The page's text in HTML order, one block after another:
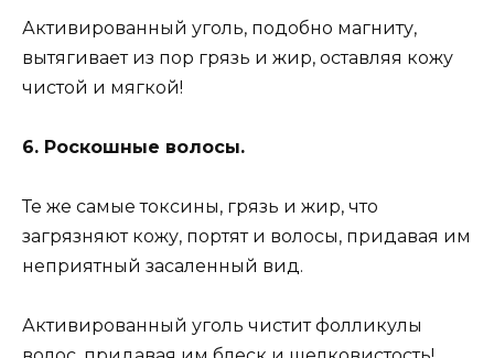
Активированный уголь, подобно магниту,
вытягивает из пор грязь и жир, оставляя кожу
чистой и мягкой!
6. Роскошные волосы.
Те же самые токсины, грязь и жир, что
загрязняют кожу, портят и волосы, придавая им
неприятный засаленный вид.
Активированный уголь чистит фолликулы